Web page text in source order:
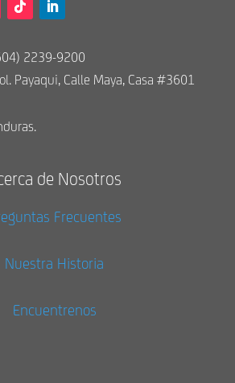
2239-9200
Payaqui, Calle Maya, Casa #3601
de Nosotros
Frecuentes
Nuestra Historia
Encuentrenos